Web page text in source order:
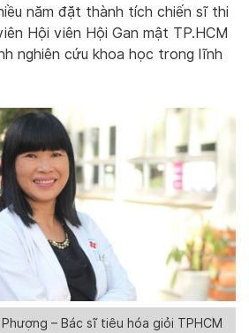
năm đặt thành tích chiến sĩ thi
Hội viên Hội Gan mật TP.HCM
nghiên cứu khoa học trong lĩnh
– Bác sĩ tiêu hóa giỏi TPHCM